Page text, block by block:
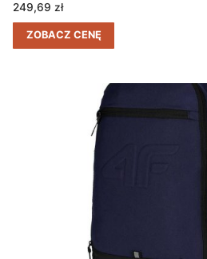
249,69 zł
ZOBACZ CENĘ